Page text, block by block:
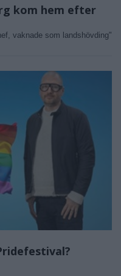
kom hem efter
vaknade som landshövding"